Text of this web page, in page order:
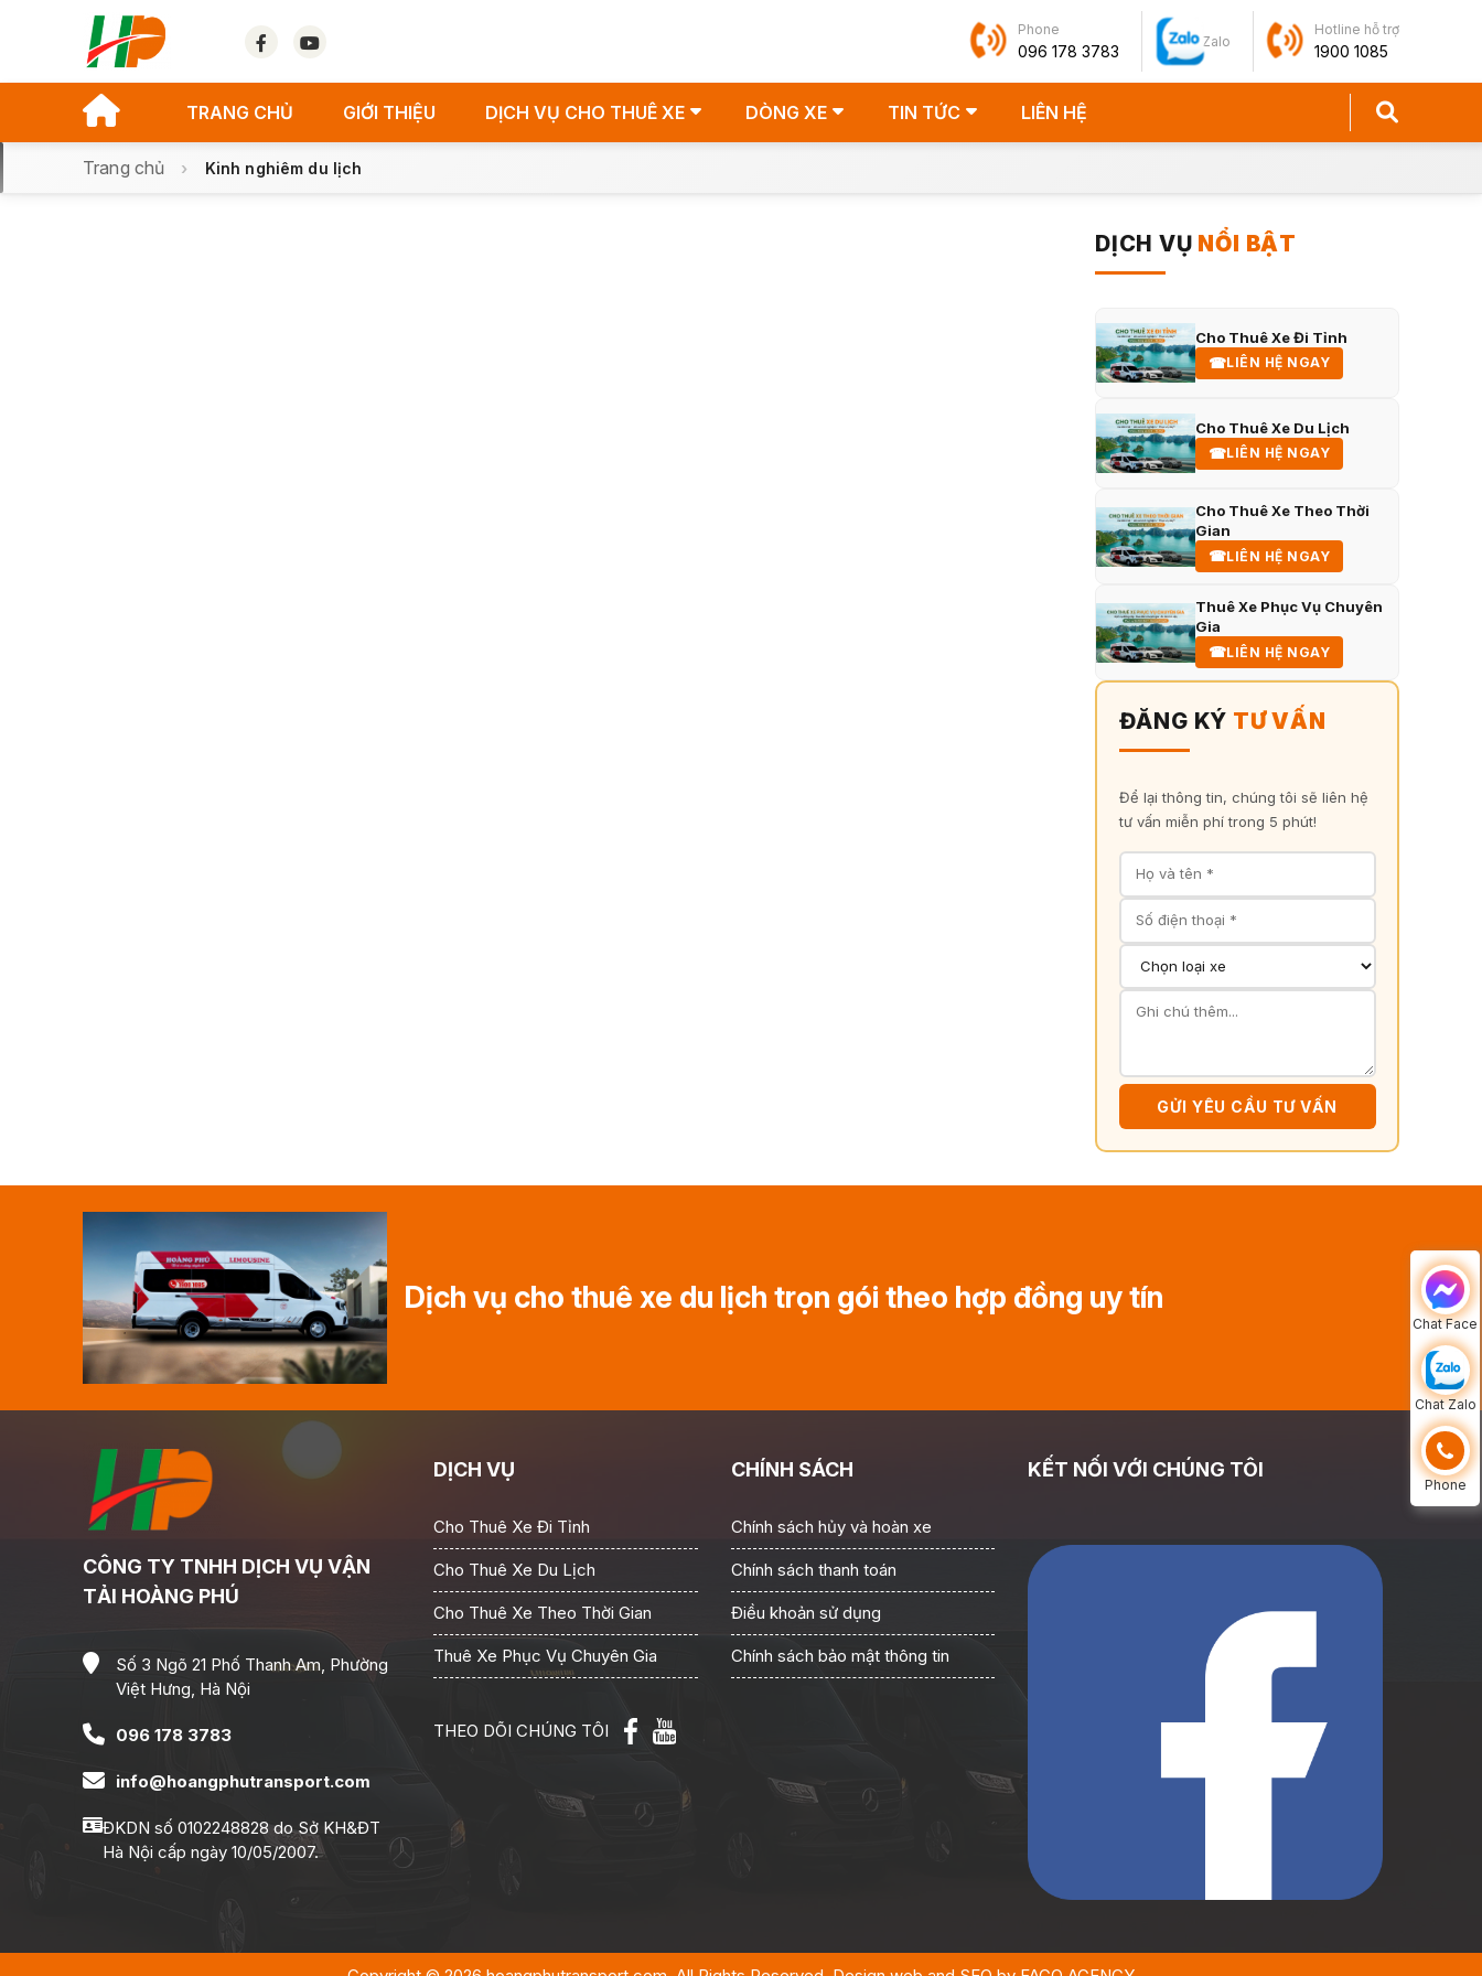
Phone
096 178 3783
Zalo
Hotline hỗ trợ
1900 1085
TRANG CHỦ GIỚI THIỆU DỊCH VỤ CHO THUÊ XE DÒNG XE TIN TỨC LIÊN HỆ
Chat Face
Chat Zalo
Phone
Trang chủ Kinh nghiêm du lịch
DỊCH VỤ NỔI BẬT
Cho Thuê Xe Đi Tỉnh
☎LIÊN HỆ NGAY
Cho Thuê Xe Du Lịch
☎LIÊN HỆ NGAY
Cho Thuê Xe Theo Thời
Gian
☎LIÊN HỆ NGAY
Thuê Xe Phục Vụ Chuyên
Gia
☎LIÊN HỆ NGAY
ĐĂNG KÝ TƯ VẤN
Để lại thông tin, chúng tôi sẽ liên hệ
tư vấn miễn phí trong 5 phút!
GỬI YÊU CẦU TƯ VẤN
Dịch vụ cho thuê xe du lịch trọn gói theo hợp đồng uy tín
CÔNG TY TNHH DỊCH VỤ VẬN
TẢI HOÀNG PHÚ
Số 3 Ngõ 21 Phố Thanh Am, Phường
Việt Hưng, Hà Nội
096 178 3783
info@hoangphutransport.com
ĐKDN số 0102248828 do Sở KH&ĐT
Hà Nội cấp ngày 10/05/2007.
DỊCH VỤ
Cho Thuê Xe Đi Tỉnh
Cho Thuê Xe Du Lịch
Cho Thuê Xe Theo Thời Gian
Thuê Xe Phục Vụ Chuyên Gia
THEO DÕI CHÚNG TÔI
CHÍNH SÁCH
Chính sách hủy và hoàn xe
Chính sách thanh toán
Điều khoản sử dụng
Chính sách bảo mật thông tin
KẾT NỐI VỚI CHÚNG TÔI